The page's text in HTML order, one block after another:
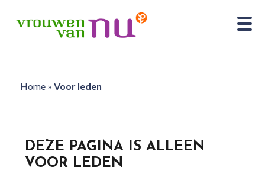
Home» Voor leden
DEZE PAGINA IS ALLEEN
VOOR LEDEN